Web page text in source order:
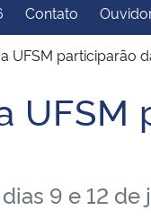
Contato
UFSM participarão
9 e 12